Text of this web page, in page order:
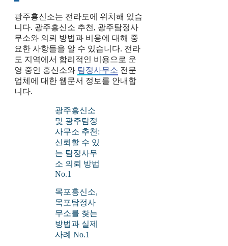
광주흥신소는 전라도에 위치해 있습
니다. 광주흥신소 추천, 광주탐정사
무소와 의뢰 방법과 비용에 대해 중
요한 사항들을 알 수 있습니다. 전라
도 지역에서 합리적인 비용으로 운
영 중인 흥신소와 탐정사무소 전문
업체에 대한 웹문서 정보를 안내합
니다.
광주흥신소
및 광주탐정
사무소 추천:
신뢰할 수 있
는 탐정사무
소 의뢰 방법
No.1
목포흥신소,
목포탐정사
무소를 찾는
방법과 실제
사례 No.1